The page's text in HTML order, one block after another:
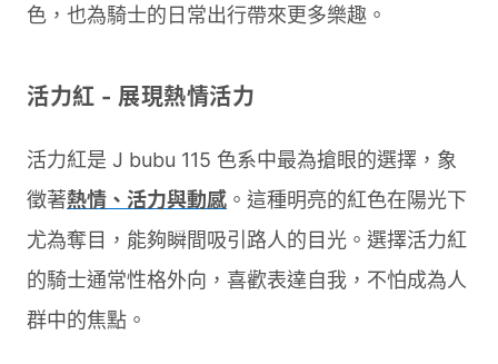
色，也為騎士的日常出行帶來更多樂趣。
活力紅 - 展現熱情活力
活力紅是 J bubu 115 色系中最為搶眼的選擇，象
徵著熱情、活力與動感 。這種明亮的紅色在陽光下
尤為奪目，能夠瞬間吸引路人的目光。選擇活力紅
的騎士通常性格外向，喜歡表達自我，不怕成為人
群中的焦點。